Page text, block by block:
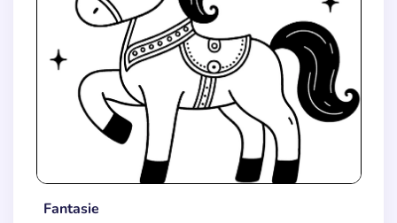
Fantasie